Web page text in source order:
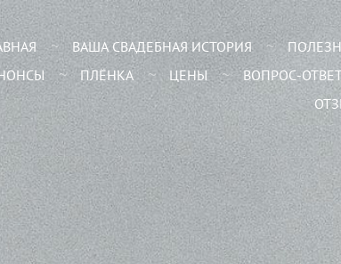
ВАША СВАДЕБНАЯ ИСТОРИЯ
ПЛЁНКА ЦЕНЫ ВОПРОС-